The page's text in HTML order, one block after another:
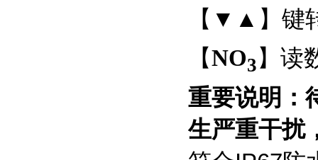
【▼▲】键
【NO3 】 读
重要说明：
生严重干扰